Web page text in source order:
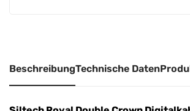
e
:
BeschreibungTechnische Daten